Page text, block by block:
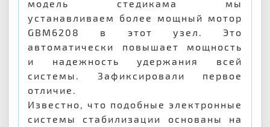
модель стедикама мы
устанавливаем более мощный мотор
GBM6208 в этот узел. Это
автоматически повышает мощность
и надежность удержания всей
системы. Зафиксировали первое
отличие.
Известно, что подобные электронные
системы стабилизации основаны на